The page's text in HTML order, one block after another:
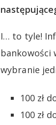
I… to tyle!
bankowości
wybranie
100 zł
100 zł